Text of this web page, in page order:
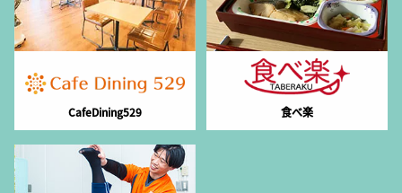
CafeDining529 食べ楽